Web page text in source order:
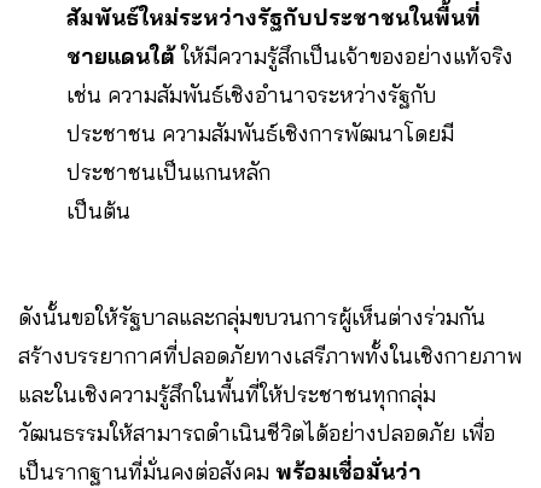
สัมพันธ์ใหม่ระหว่างรัฐกับประชาชนในพื้นที่
ชายแดนใต้ให้มีความรู้สึกเป็นเจ้าของอย่างแท้จริง
เช่น ความสัมพันธ์เชิงอำนาจระหว่างรัฐกับ
ประชาชน ความสัมพันธ์เชิงการพัฒนาโดยมี
ประชาชนเป็นแกนหลัก
เป็นต้น
ดังนั้นขอให้รัฐบาลและกลุ่มขบวนการผู้เห็นต่างร่วมกัน
สร้างบรรยากาศที่ปลอดภัยทางเสรีภาพทั้งในเชิงกายภาพ
และในเชิงความรู้สึกในพื้นที่ให้ประชาชนทุกกลุ่ม
วัฒนธรรมให้สามารถดำเนินชีวิตได้อย่างปลอดภัย เพื่อ
เป็นรากฐานที่มั่นคงต่อสังคม พร้อมเชื่อมั่นว่า